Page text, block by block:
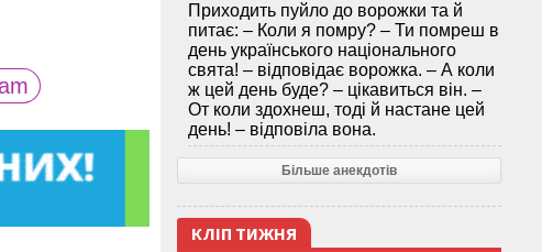
Приходить пуйло до ворожки та й
питає: – Коли я помру? – Ти помреш в
день українського національного
свята! – відповідає ворожка. – А коли
ж цей день буде? – цікавиться він. –
От коли здохнеш, тоді й настане цей
день! – відповіла вона.
Більше анекдотів
КЛІП ТИЖНЯ